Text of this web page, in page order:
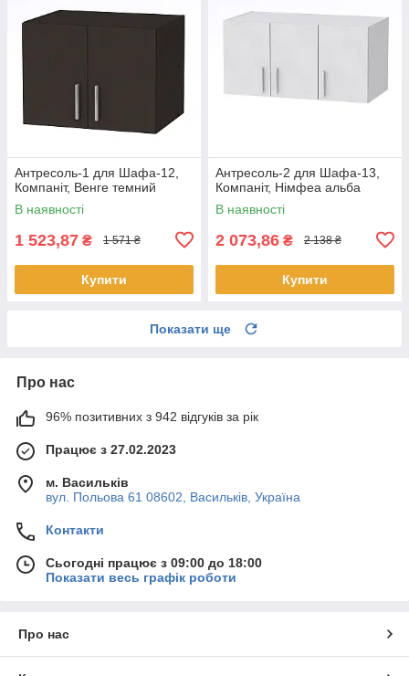
Антресоль-1 для Шафа-12,
Компаніт, Венге темний
В наявності
1 523,87 ₴ 1 571 ₴
Купити
Антресоль-2 для Шафа-13,
Компаніт, Німфеа альба
В наявності
2 073,86 ₴ 2 138 ₴
Купити
Показати ще
Про нас
96% позитивних з 942 відгуків за рік
Працює з 27.02.2023
м. Васильків
вул. Польова 61 08602, Васильків, Україна
Контакти
Сьогодні працює з 09:00 до 18:00
Показати весь графік роботи
Про нас